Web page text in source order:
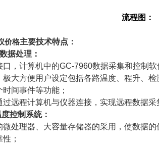
流程图：
价格主要技术特点：
据处理：
口，计算机中的GC-7960数据采集和控制
大方便用户设定包括各路温度、程升、
间事件等功能；
远程计算机与仪器连接，实现远程数据
控制系统：
处理器、大容量存储器的采用，使数据
；